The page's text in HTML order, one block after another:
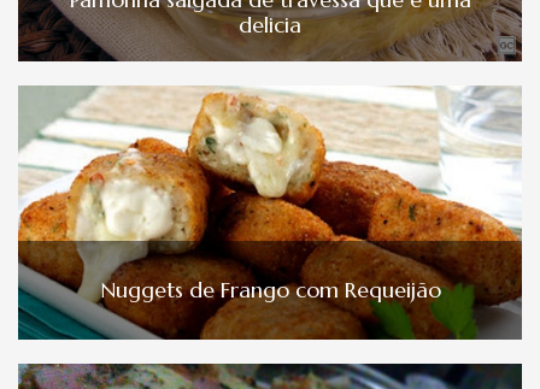
delicia
Nuggets de Frango com Requeijão